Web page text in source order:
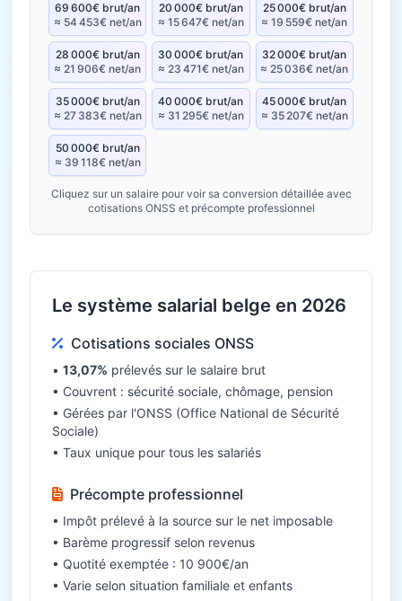
69 600€ brut/an
≈ 54 453€ net/an
20 000€ brut/an
≈ 15 647€ net/an
25 000€ brut/an
≈ 19 559€ net/an
28 000€ brut/an
≈ 21 906€ net/an
30 000€ brut/an
≈ 23 471€ net/an
32 000€ brut/an
≈ 25 036€ net/an
35 000€ brut/an
≈ 27 383€ net/an
40 000€ brut/an
≈ 31 295€ net/an
45 000€ brut/an
≈ 35 207€ net/an
50 000€ brut/an
≈ 39 118€ net/an
Cliquez sur un salaire pour voir sa conversion détaillée avec
cotisations ONSS et précompte professionnel
Le système salarial belge en 2026
Cotisations sociales ONSS
• 13,07% prélevés sur le salaire brut
• Couvrent : sécurité sociale, chômage, pension
• Gérées par l'ONSS (Office National de Sécurité
Sociale)
• Taux unique pour tous les salariés
Précompte professionnel
• Impôt prélevé à la source sur le net imposable
• Barème progressif selon revenus
• Quotité exemptée : 10 900€/an
• Varie selon situation familiale et enfants